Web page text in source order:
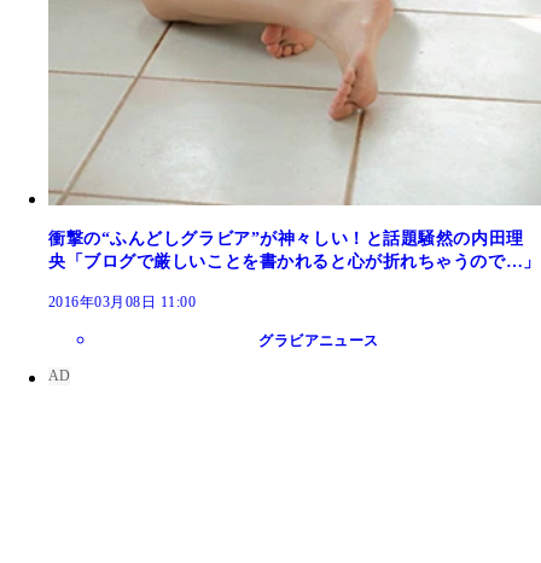
衝撃の“ふんどしグラビア”が神々しい！と話題騒然の内田理
央「ブログで厳しいことを書かれると心が折れちゃうので…」
2016年03月08日 11:00
グラビアニュース